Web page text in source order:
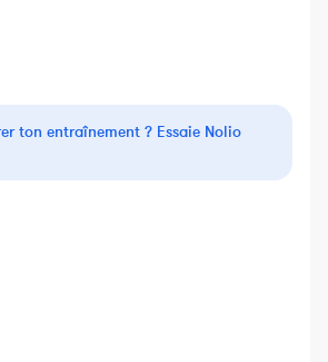
ton entraînement ? Essaie Nolio